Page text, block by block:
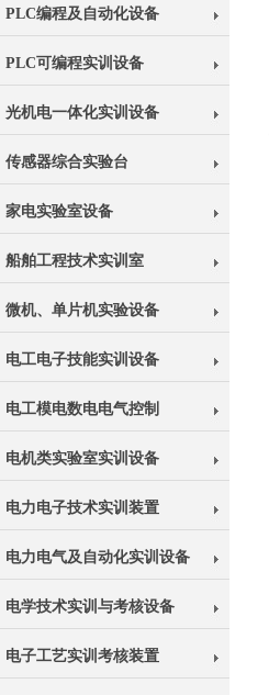
PLC编程及自动化设备
PLC可编程实训设备
光机电一体化实训设备
传感器综合实验台
家电实验室设备
船舶工程技术实训室
微机、单片机实验设备
电工电子技能实训设备
电工模电数电电气控制
电机类实验室实训设备
电力电子技术实训装置
电力电气及自动化实训设备
电学技术实训与考核设备
电子工艺实训考核装置